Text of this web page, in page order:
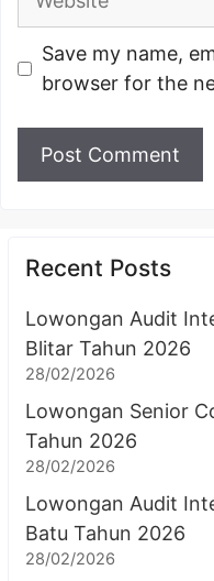
Save my name,
browser for the
Recent Posts
Lowongan Audit
Blitar Tahun 2026
28/02/2026
Lowongan Senior
Tahun 2026
28/02/2026
Lowongan Audit
Batu Tahun 2026
28/02/2026